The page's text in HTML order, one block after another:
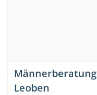
Männerberatung
Leoben